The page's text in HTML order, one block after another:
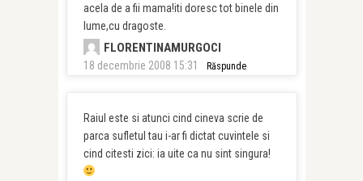
acela de a fii mama!iti doresc tot binele din
lume,cu dragoste.
FLORENTINAMURGOCI
18 decembrie 2008 15:31 Răspunde
Raiul este si atunci cind cineva scrie de
parca sufletul tau i-ar fi dictat cuvintele si
cind citesti zici: ia uite ca nu sint singura!